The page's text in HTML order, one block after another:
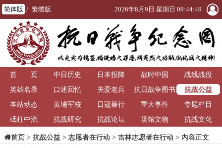
简体版 / 繁體版 2026年8月9日 星期日 09:44:50
首 页 中日历史 日本投降 战时中国
战线战役
英雄名录
口述回忆 关爱老兵
抗日战争图书
馆
抗战公益
本站动态
黄埔军校 日寇暴行 重大事件
专题栏目
砥柱中流
抗战研究 抗战论坛 场馆文物 抗战文化
首页> 抗战公益 > 志愿者在行动 > 吉林志愿者在行动 > 内容正文